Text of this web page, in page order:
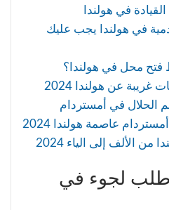
في هولندا
خدمية في هولندا يجب عليك
محل في هولندا؟
عن هولندا 2024
عاصمة هولندا 2024
الألف إلى الياء 2024
لجوء في